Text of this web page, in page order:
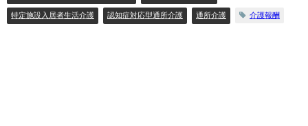
特定施設入居者生活介護 認知症対応型通所介護 通所介護 介護報酬